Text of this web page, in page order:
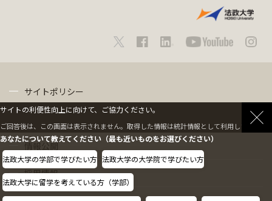
サイトポリシー
情報公開
採用情報
サイトの利便性向上に向けて、ご協力ください。
ご回答後は、この画面は表示されません。取得した情報は統計情報として利用します。
あなたについて教えてください（最も近いものをお選びください）
法政大学の学部で学びたい方 法政大学の大学院で学びたい方
法政大学に留学を考えている方（学部）